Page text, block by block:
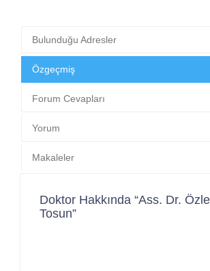
Bulunduğu Adresler
Özgeçmiş
Forum Cevapları
Yorum
Makaleler
Doktor Hakkında “Ass. Dr.
Tosun”